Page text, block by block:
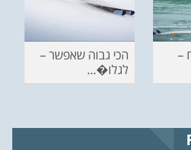
–
הכי גבוה שאפשר –
לגלו�...